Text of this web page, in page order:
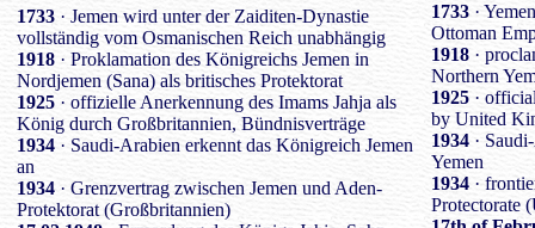
1733 · Jemen wird unter der Zaiditen-Dynastie
vollständig vom Osmanischen Reich unabhängig
1918 · Proklamation des Königreichs Jemen in
Nordjemen (Sana) als britisches Protektorat
1925 · offizielle Anerkennung des Imams Jahja als
König durch Großbritannien, Bündnisverträge
1934 · Saudi-Arabien erkennt das Königreich Jemen
an
1934 · Grenzvertrag zwischen Jemen und Aden-
Protektorat (Großbritannien)
1733 ·
Ottoman
1918 ·
Northern
1925 ·
by United
1934 ·
Yemen
1934 ·
Protectorate